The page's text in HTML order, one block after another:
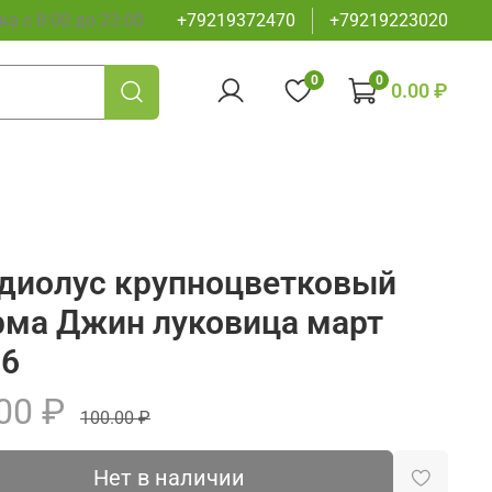
с 8:00 до 23:00 +79219372470 +79219223020
0 0 0.00 ₽
крупноцветковый
Джин луковица март
₽ 100.00 ₽
Нет в наличии